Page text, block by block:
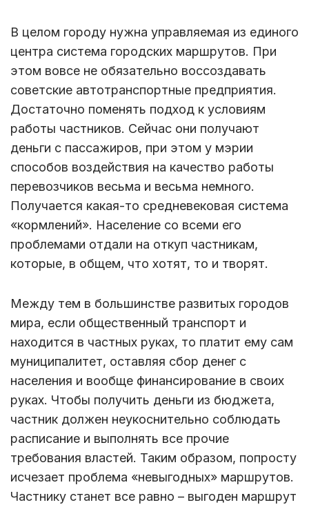
В целом городу нужна управляемая из единого
центра система городских маршрутов. При
этом вовсе не обязательно воссоздавать
советские автотранспортные предприятия.
Достаточно поменять подход к условиям
работы частников. Сейчас они получают
деньги с пассажиров, при этом у мэрии
способов воздействия на качество работы
перевозчиков весьма и весьма немного.
Получается какая-то средневековая система
«кормлений». Население со всеми его
проблемами отдали на откуп частникам,
которые, в общем, что хотят, то и творят.
Между тем в большинстве развитых городов
мира, если общественный транспорт и
находится в частных руках, то платит ему сам
муниципалитет, оставляя сбор денег с
населения и вообще финансирование в своих
руках. Чтобы получить деньги из бюджета,
частник должен неукоснительно соблюдать
расписание и выполнять все прочие
требования властей. Таким образом, попросту
исчезает проблема «невыгодных» маршрутов.
Частнику станет все равно – выгоден маршрут